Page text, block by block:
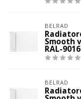
BELRAD
Smooth
RAL-9016
BELRAD